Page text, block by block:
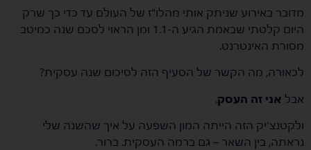
מדובר באירוע שניתק אותי מהלו"ז של העולם עד כדי כך שרק
היום קלטתי שבאמת הגיע ה-1.1 ומן הראוי לסכם שנה כמיטב
מסורת האינטרנט.
לכאורה, מה הקשר של הסעיף הזה לסיכום שנה עסקית?
אבל אני זה העסק.
ולקטנצ'יק הזה הייתה המון השפעה על איך שהשנה שלי
נראתה, בין השאר – גם ברמה העסקית. ברור.